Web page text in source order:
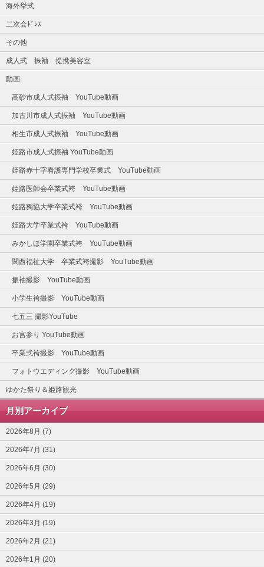
海外挙式
二次会ﾄﾞﾚｽ
その他
成人式 振袖 提携美容室
動画
高砂市成人式振袖 YouTube動画
加古川市成人式振袖 YouTube動画
相生市成人式振袖 YouTube動画
姫路市成人式振袖 YouTube動画
姫路赤十字看護専門学校卒業式 YouTube動画
姫路医師会卒業式袴 YouTube動画
姫路獨協大学卒業式袴 YouTube動画
姫路大学卒業式袴 YouTube動画
みかしほ学園卒業式袴 YouTube動画
関西福祉大学 卒業式袴撮影 YouTube動画
振袖撮影 YouTube動画
小学生袴撮影 YouTube動画
七五三 撮影YouTube
お宮参り YouTube動画
卒業式袴撮影 YouTube動画
フォトウエディング撮影 YouTube動画
ゆかた祭り＆姫路観光
月別アーカイブ
2026年8月 (7)
2026年7月 (31)
2026年6月 (30)
2026年5月 (29)
2026年4月 (19)
2026年3月 (19)
2026年2月 (21)
2026年1月 (20)